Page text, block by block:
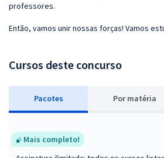
professores.
Então, vamos unir nossas forças! Vamos
Cursos deste concurso
Pacotes Por matéria
Mais completo!